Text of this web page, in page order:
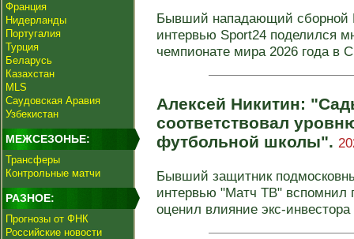
Франция
Нидерланды
Португалия
Турция
Беларусь
Казахстан
MLS
Саудовская Аравия
Узбекистан
МЕЖСЕЗОНЬЕ:
Трансферы
Контрольные матчи
РАЗНОЕ:
Прогнозы от ФНК
Российские новости
Бывший нападающий сборной
интервью Sport24 поделился
чемпионате мира 2026 года в
Алексей Никитин:
соответствовал
футбольной школы".
Бывший защитник
интервью "Матч ТВ" вспомнил
оценил влияние экс-